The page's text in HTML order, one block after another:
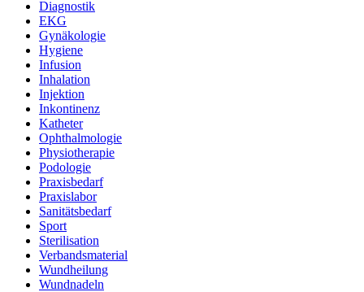
Diagnostik
EKG
Gynäkologie
Hygiene
Infusion
Inhalation
Injektion
Inkontinenz
Katheter
Ophthalmologie
Physiotherapie
Podologie
Praxisbedarf
Praxislabor
Sanitätsbedarf
Sport
Sterilisation
Verbandsmaterial
Wundheilung
Wundnadeln